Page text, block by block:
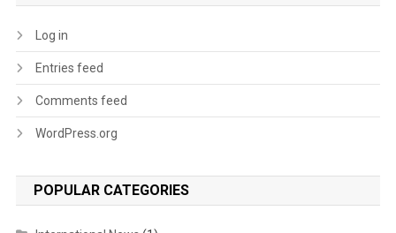
Log in
Entries feed
Comments feed
WordPress.org
POPULAR CATEGORIES